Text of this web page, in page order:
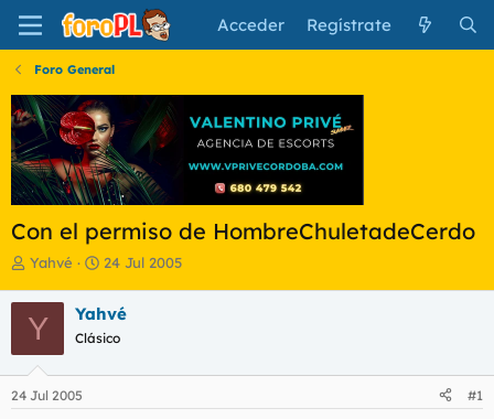
Acceder Regístrate
Foro General
Con el permiso de HombreChuletadeCerdo
I
i
c
a
d
o
Yahvé
F
h
a
e
24 Jul 2005
Y Yahvé
Clásico
24 Jul 2005 #1